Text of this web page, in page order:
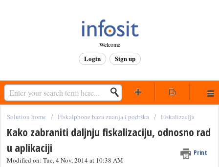
Welcome
Login Sign up
Solution home Fiskalphone baza znanja i podrška Fiskalizacija
Kako zabraniti daljnju fiskalizaciju, odnosno rad
u aplikaciji
Print
Modified on: Tue, 4 Nov, 2014 at 10:38 AM